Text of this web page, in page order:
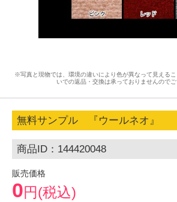
※写真と現物では、環境の違いにより色が異なって見える
いでの返品・交換は承っておりませんのでご
無料サンプル 『ウールネオ』
商品ID：144420048
販売価格
0円(税込)